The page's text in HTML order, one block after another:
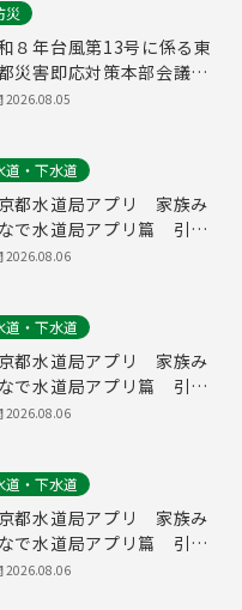
災
８年台風第13号に係る東
災害即応対策本部会議
２回）/ 令和８年熊本地震
2026.08.05
道・下水道
都水道局アプリ 家族み
で水道局アプリ篇 引っ
・防災 縦ver.（１５
2026.08.06
道・下水道
都水道局アプリ 家族み
で水道局アプリ篇 引っ
・防災 縦ver.（３０
2026.08.06
道・下水道
都水道局アプリ 家族み
で水道局アプリ篇 引っ
・防災（１５秒）
2026.08.06